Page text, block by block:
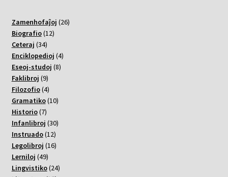
Zamenhofaĵoj 2626
Biografio 1212
Ceteraj 3434
varoj
Enciklopedioj 44
Eseoj-studoj 88
Faklibroj 99
varoj
Filozofio 44
varoj
Gramatiko 1010
Historio 77
varoj
Infanlibroj 3030
Instruado 1212
varoj
Legolibroj 1616
Lerniloj 4949
varoj
Lingvistiko 2424